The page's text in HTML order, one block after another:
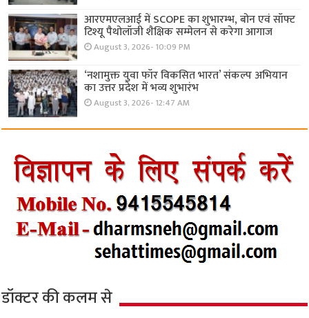
आरएमएलआई में SCOPE का शुभारम्भ, बोन एवं सॉफ्ट
टिश्यू पैथोलॉजी शैक्षिक सम्मेलन से करेगा आगाज
August 3, 2026- 10:09 PM
‘नशामुक्त युवा फॉर विकसित भारत’ संकल्प अभियान
का उत्तर प्रदेश में भव्य शुभारंभ
August 3, 2026- 12:47 AM
डॉक्टर की कलम से